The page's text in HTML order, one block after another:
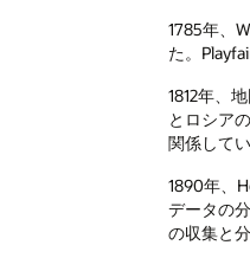
1785年、
た。
1812年、
とロシア
関係して
1890年、
データの
の収集と